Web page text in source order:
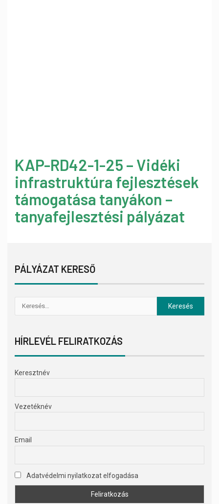
KAP-RD42-1-25 – Vidéki
infrastruktúra fejlesztések
támogatása tanyákon –
tanyafejlesztési pályázat
PÁLYÁZAT KERESŐ
HÍRLEVÉL FELIRATKOZÁS
Keresztnév
Vezetéknév
Email
Adatvédelmi nyilatkozat elfogadása